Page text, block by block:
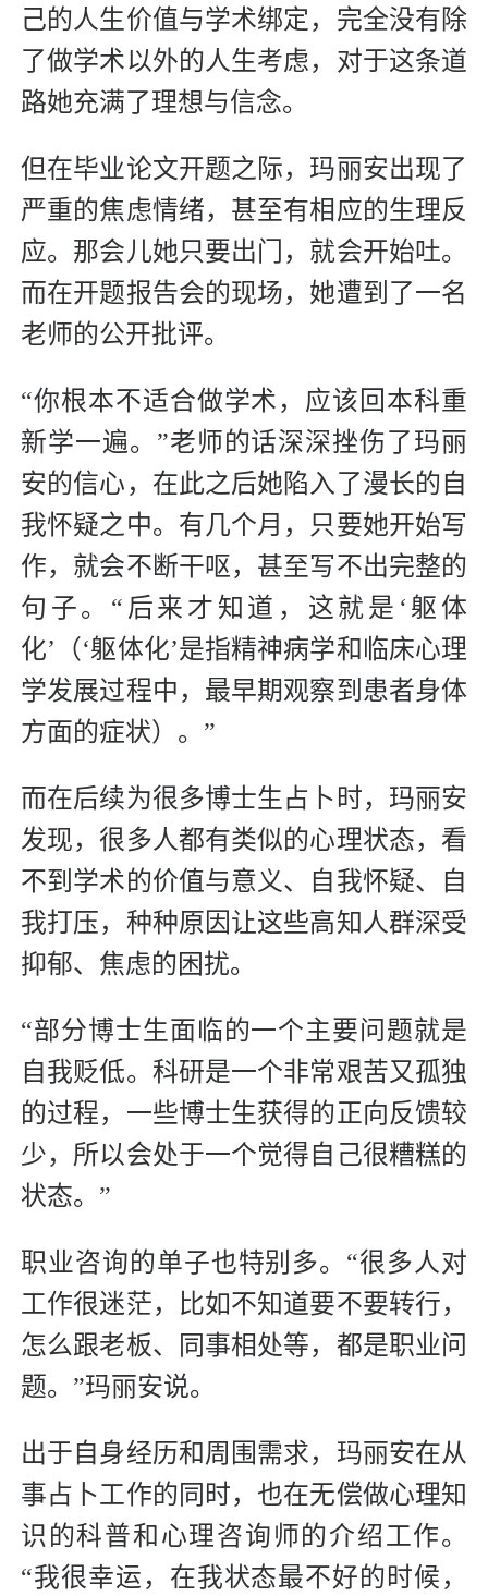
己的人生价值与学术绑定，完全没有除
了做学术以外的人生考虑，对于这条道
路她充满了理想与信念。
但在毕业论文开题之际，玛丽安出现了
严重的焦虑情绪，甚至有相应的生理反
应。那会儿她只要出门，就会开始吐。
而在开题报告会的现场，她遭到了一名
老师的公开批评。
“你根本不适合做学术，应该回本科重
新学一遍。”老师的话深深挫伤了玛丽
安的信心，在此之后她陷入了漫长的自
我怀疑之中。有几个月，只要她开始写
作，就会不断干呕，甚至写不出完整的
句子。“后来才知道，这就是‘躯体
化’（‘躯体化’是指精神病学和临床心理
学发展过程中，最早期观察到患者身体
方面的症状）。”
而在后续为很多博士生占卜时，玛丽安
发现，很多人都有类似的心理状态，看
不到学术的价值与意义、自我怀疑、自
我打压，种种原因让这些高知人群深受
抑郁、焦虑的困扰。
“部分博士生面临的一个主要问题就是
自我贬低。科研是一个非常艰苦又孤独
的过程，一些博士生获得的正向反馈较
少，所以会处于一个觉得自己很糟糕的
状态。”
职业咨询的单子也特别多。“很多人对
工作很迷茫，比如不知道要不要转行，
怎么跟老板、同事相处等，都是职业问
题。”玛丽安说。
出于自身经历和周围需求，玛丽安在从
事占卜工作的同时，也在无偿做心理知
识的科普和心理咨询师的介绍工作。
“我很幸运，在我状态最不好的时候，